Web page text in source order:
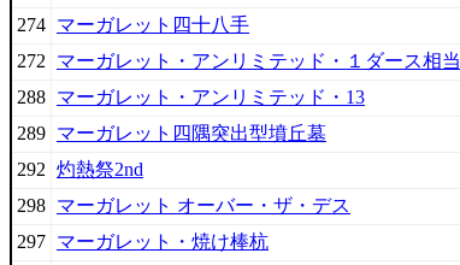
274 マーガレット四十八手
272
マーガレット・アンリミテッド・１ダース相当
288 マーガレット・アンリミテッド・13
289 マーガレット四隅突出型墳丘墓
292 灼熱祭2nd
298 マーガレット オーバー・ザ・デス
297 マーガレット・焼け棒杭